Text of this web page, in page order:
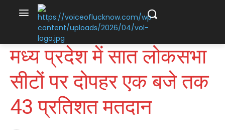
मध्य प्रदेश में सात लोकसभा
सीटों पर दोपहर एक बजे तक
43 प्रतिशत मतदान